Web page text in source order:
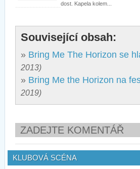
dost. Kapela kolem...
Související obsah:
» Bring Me The Horizon se
2013)
» Bring Me the Horizon na
2019)
ZADEJTE KOMENTÁŘ
KLUBOVÁ SCÉNA